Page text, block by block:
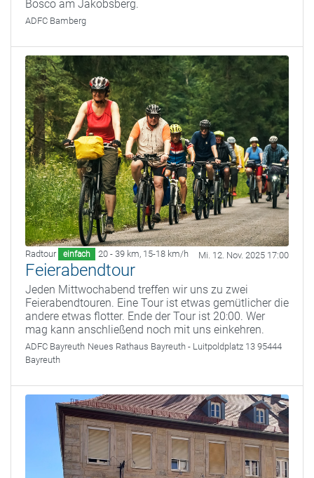
Bosco am Jakobsberg.
ADFC Bamberg
Radtour einfach 20 - 39 km, 15-18 km/h Mi. 12. Nov. 2025 17:00
Feierabendtour
Jeden Mittwochabend treffen wir uns zu zwei
Feierabendtouren. Eine Tour ist etwas gemütlicher die
andere etwas flotter. Ende der Tour ist 20:00. Wer
mag kann anschließend noch mit uns einkehren.
ADFC Bayreuth Neues Rathaus Bayreuth - Luitpoldplatz 13 95444
Bayreuth